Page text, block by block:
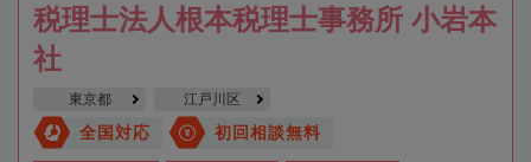
税理士法人根本税理士事務所 小岩本
社
東京都 江戸川区
全国対応 初回相談無料